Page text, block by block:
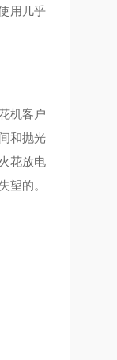
用几乎
机客户
和抛光
花放电
望的。